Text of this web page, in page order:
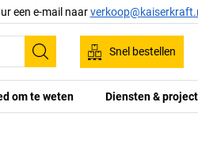
een e-mail naar
Zoeken
Snel bestellen
om te weten Diensten &